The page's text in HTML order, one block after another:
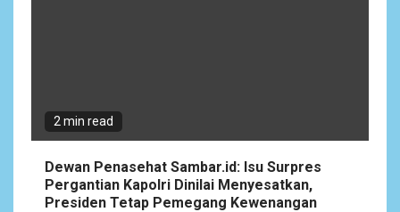
2 min read
Dewan Penasehat Sambar.id: Isu Surpres
Pergantian Kapolri Dinilai Menyesatkan,
Presiden Tetap Pemegang Kewenangan